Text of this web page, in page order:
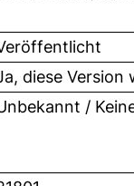
diese Version
/